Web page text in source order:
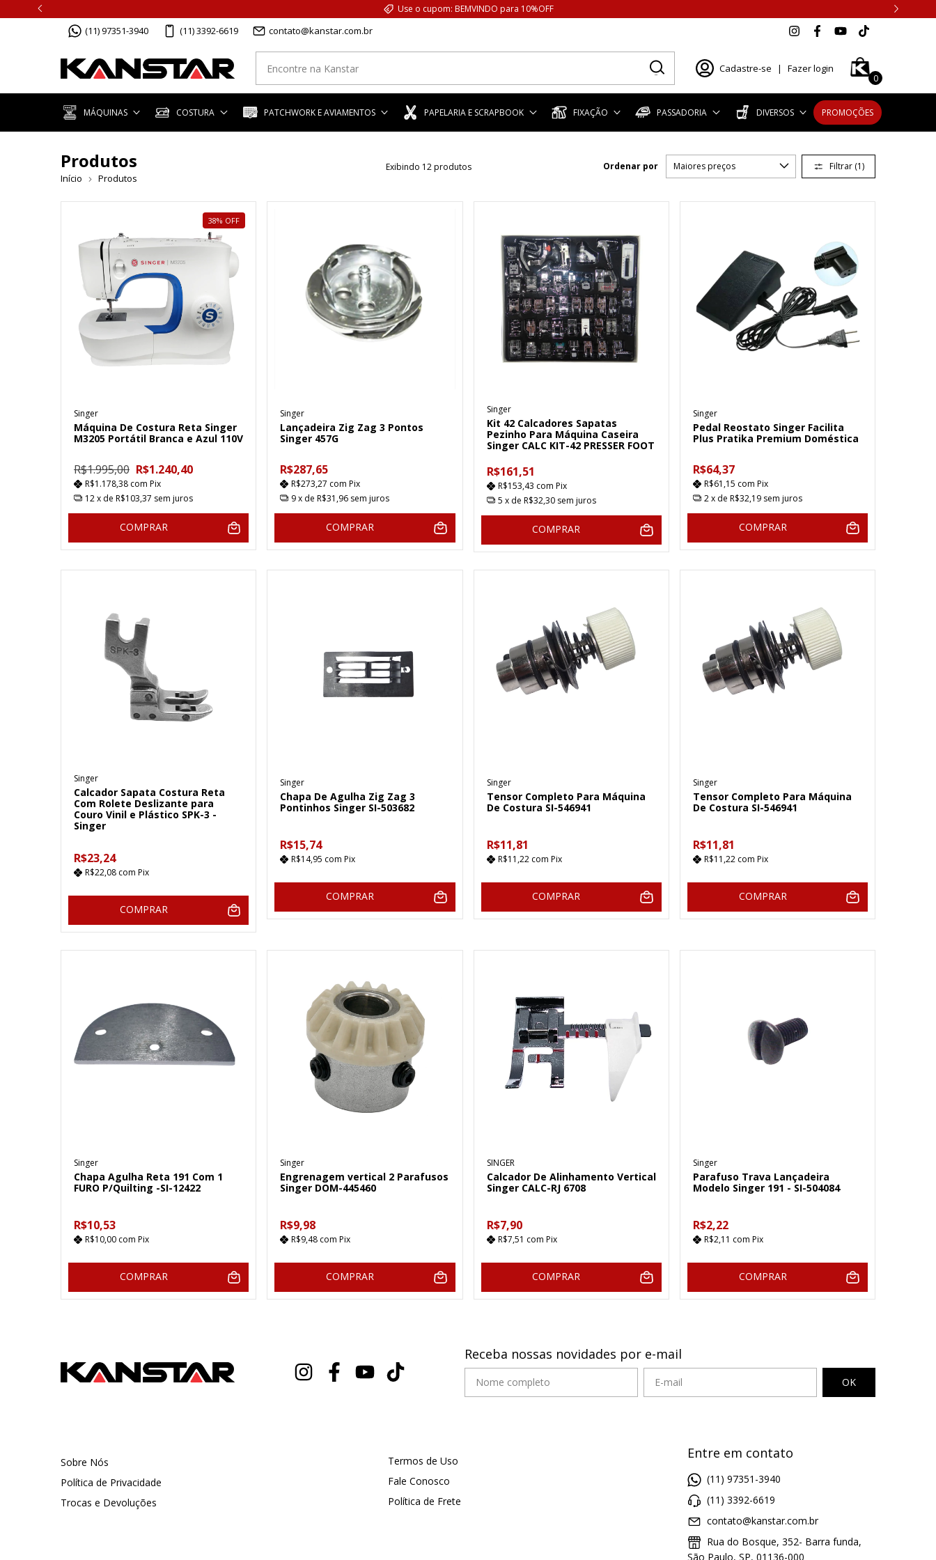
Use o cupom: BEMVINDO para 10%OFF
(11) 97351-3940 (11) 3392-6619 contato@kanstar.com.br
Cadastre-se | Fazer login
0
MÁQUINAS COSTURA PATCHWORK E AVIAMENTOS PAPELARIA E SCRAPBOOK FIXAÇÃO PASSADORIA DIVERSOS PROMOÇÕES
Produtos
Início Produtos
Exibindo 12 produtos Ordenar por Filtrar (1)
38% OFF
Singer
Máquina De Costura Reta Singer
M3205 Portátil Branca e Azul 110V
R$1.995,00 R$1.240,40
R$1.178,38 com Pix
12x de R$103,37 sem juros
COMPRAR
Singer
Lançadeira Zig Zag 3 Pontos
Singer 457G
R$287,65
R$273,27 com Pix
9x deR$31,96 sem juros
COMPRAR
Singer
Kit 42 Calcadores Sapatas
Pezinho Para Máquina Caseira
Singer CALC KIT-42 PRESSER FOOT
R$161,51
R$153,43 com Pix
5 x de R$32,30 sem juros
COMPRAR
Singer
Pedal Reostato Singer Facilita
Plus Pratika Premium Doméstica
R$64,37
R$61,15 com Pix
2x de R$32,19 sem juros
COMPRAR
Singer
Calcador Sapata Costura Reta
Com Rolete Deslizante para
Couro Vinil e Plástico SPK-3 -
Singer
R$23,24
R$22,08 com Pix
COMPRAR
Singer
Chapa De Agulha Zig Zag 3
Pontinhos Singer SI-503682
R$15,74
R$14,95 com Pix
COMPRAR
Singer
Tensor Completo Para Máquina
De Costura SI-546941
R$11,81
R$11,22 com Pix
COMPRAR
Singer
Tensor Completo Para Máquina
De Costura SI-546941
R$11,81
R$11,22 com Pix
COMPRAR
Singer
Chapa Agulha Reta 191 Com 1
FURO P/Quilting -SI-12422
R$10,53
R$10,00 com Pix
COMPRAR
Singer
Engrenagem vertical 2 Parafusos
Singer DOM-445460
R$9,98
R$9,48 com Pix
COMPRAR
SINGER
Calcador De Alinhamento Vertical
Singer CALC-RJ 6708
R$7,90
R$7,51 com Pix
COMPRAR
Singer
Parafuso Trava Lançadeira
Modelo Singer 191 - SI-504084
R$2,22
R$2,11 com Pix
COMPRAR
Receba nossas novidades por e-mail
Sobre Nós
Política de Privacidade
Trocas e Devoluções
Termos de Uso
Fale Conosco
Política de Frete
Entre em contato
(11) 97351-3940
(11) 3392-6619
contato@kanstar.com.br
Rua do Bosque, 352- Barra funda,
São Paulo, SP, 01136-000